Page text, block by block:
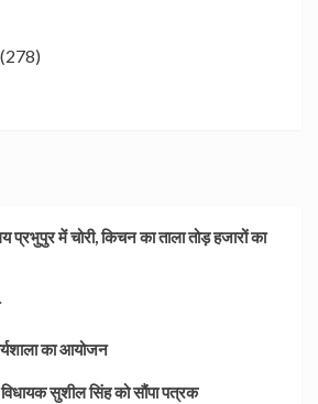
प्रभुपुर में चोरी, किचन का ताला तोड़ हजारों का
का आयोजन
विधायक सुशील सिंह को सौंपा पत्रक